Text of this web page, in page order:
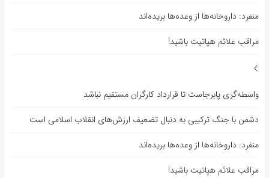
منفرد: داروخانه‌ها از وعده‌ها بریده‌اند
مراقب علائم هپاتیت باشید!
واسطه‌گری پابرجاست تا قرارداد کارگران مستقیم نباشد
دشمن با جنگ ترکیبی به دنبال تضعیف ارزش‌های انقلاب اسلامی است
منفرد: داروخانه‌ها از وعده‌ها بریده‌اند
مراقب علائم هپاتیت باشید!